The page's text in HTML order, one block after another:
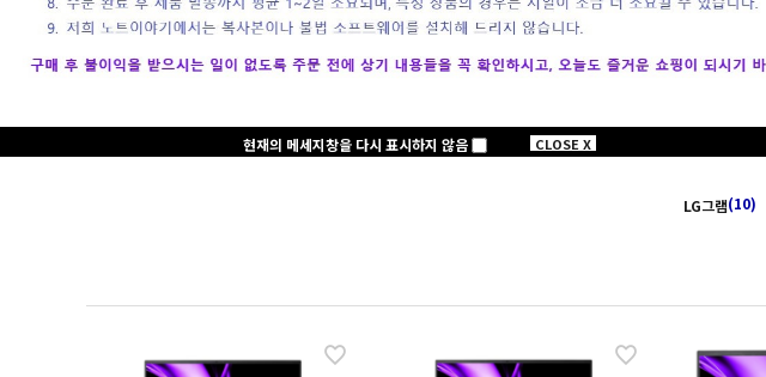
LG그램(10)
현재의 메세지창을 다시 표시하지 않음 CLOSE X